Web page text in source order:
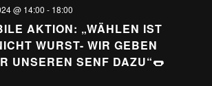
@ 14:00 - 18:00
AKTION: „WÄHLEN IST
WURST- WIR GEBEN
UNSEREN SENF DAZU“🌭